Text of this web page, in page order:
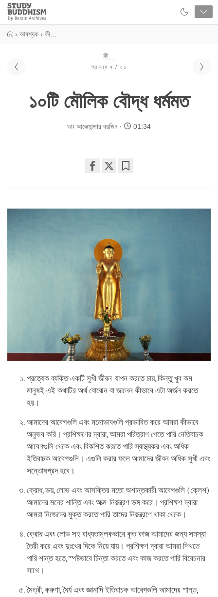
Close
Study
Buddhism
› আবশ্যক › কী…
কী…
প্রবন্ধ ৭ / ২১
১০টি মৌলিক বৌদ্ধ ধর্মমত
ডাঃ আলেক্সান্ডার বরজিন 01:34
on
প্রত্যেক ব্যক্তি একটি সুখী জীবন-যাপন করতে চায়, কিন্তু খুব কম
মানুষই এই কথাটির অর্থ বোঝেন বা জানেন কীভাবে এটা অর্জন করতে
হয়।
আমাদের আবেগগুলি এবং মনোভাবগুলি প্রভাবিত করে আমরা কীভাবে
অনুভব করি। প্রশিক্ষণের দ্বারা, আমরা পরিত্রাণ পেতে পারি নেতিবাচক
আবেগগুলি থেকে এবং বিকশিত করতে পারি স্বাস্থ্যকর এবং অধিক
ইতিবাচক আবেগগুলি। এগুলি করার ফলে আমাদের জীবন অধিক সুখী এবং
সন্তোষপ্রদ হবে।
ক্রোধ, ভয়, লোভ এবং আসক্তির মতো অশান্তকারী আবেগগুলি (ক্লেশ)
আমাদের মনের শান্তি এবং আত্ম-নিয়ন্ত্রণ ভঙ্গ করে। প্রশিক্ষণ দ্বারা
আমরা নিজেদের মুক্ত করতে পারি তাদের নিয়ন্ত্রণে থাকা থেকে।
ক্রোধ এবং লোভ সহ বাধ্যতামূলকভাবে কৃত কাজ আমাদের জন্য সমস্যা
তৈরী করে এবং দুঃখের দিকে নিয়ে যায়। প্রশিক্ষণ দ্বারা আমরা শিখতে
পারি শান্ত হতে, স্পষ্টভাবে চিন্তা করতে এবং কাজ করতে পারি বিবেচনার
সাথে।
মৈত্রী, করুণা, ধৈর্য এবং জ্ঞানাদি ইতিবাচক আবেগগুলি আমাদের শান্ত,